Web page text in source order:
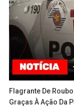
Flagrante De
Graças À Ação Da